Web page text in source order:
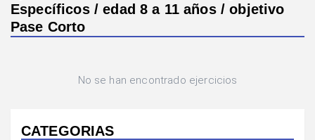
Específicos / edad 8 a 11 años / objetivo
Pase Corto
No se han encontrado ejercicios
CATEGORIAS